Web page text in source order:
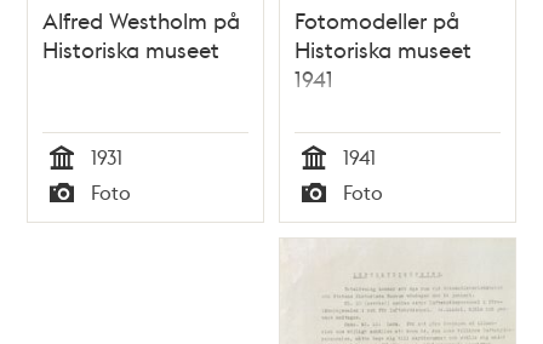
Alfred Westholm på
Historiska museet
Tid
1931
Typ
Foto
Fotomodeller på
Historiska museet
1941
Tid
1941
Typ
Foto